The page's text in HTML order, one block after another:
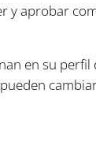
y aprobar
en su perfil